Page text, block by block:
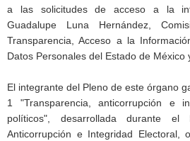
a las solicitudes de acceso a la
Guadalupe Luna Hernández,
Transparencia, Acceso a la
Datos Personales del Estado de México
El integrante del Pleno de este órgano
1 "Transparencia, anticorrupción e
políticos", desarrollada durante el
Anticorrupción e Integridad Electoral,